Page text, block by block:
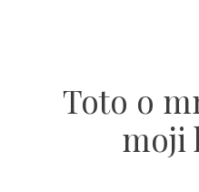
Toto o
moji